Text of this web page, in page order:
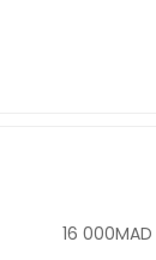
16 000MAD